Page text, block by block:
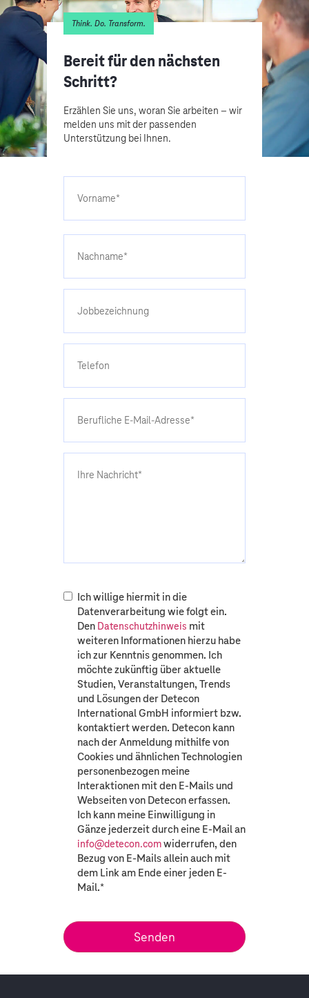
Think. Do. Transform.
Bereit für den nächsten
Schritt?
Erzählen Sie uns, woran Sie arbeiten – wir
melden uns mit der passenden
Unterstützung bei Ihnen.
Ich willige hiermit in die
Datenverarbeitung wie folgt ein.
Den Datenschutzhinweis mit
weiteren Informationen hierzu habe
ich zur Kenntnis genommen. Ich
möchte zukünftig über aktuelle
Studien, Veranstaltungen, Trends
und Lösungen der Detecon
International GmbH informiert bzw.
kontaktiert werden. Detecon kann
nach der Anmeldung mithilfe von
Cookies und ähnlichen Technologien
personenbezogen meine
Interaktionen mit den E-Mails und
Webseiten von Detecon erfassen.
Ich kann meine Einwilligung in
Gänze jederzeit durch eine E-Mail an
info@detecon.comwiderrufen, den
Bezug von E-Mails allein auch mit
dem Link am Ende einer jeden E-
Mail.*